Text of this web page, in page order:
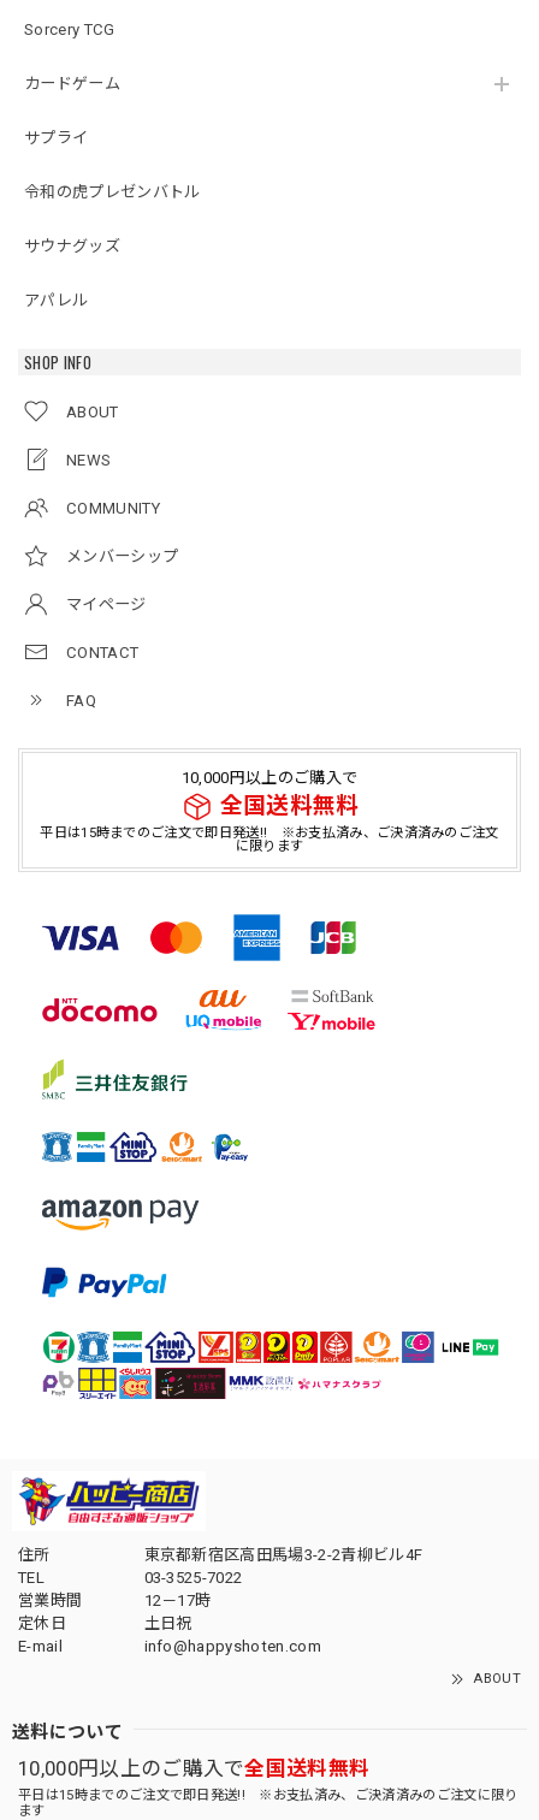
Sorcery TCG
カードゲーム
サプライ
令和の虎プレゼンバトル
サウナグッズ
アパレル
SHOP INFO
ABOUT
NEWS
COMMUNITY
メンバーシップ
マイページ
CONTACT
FAQ
10,000円以上のご購入で
全国送料無料
平日は15時までのご注文で即日発送!! ※お支払済み、ご決済済みのご注文
に限ります
住所
東京都新宿区高田馬場3-2-2青柳ビル4F
TEL
03-3525-7022
営業時間
12－17時
定休日
土日祝
E-mail
info@happyshoten.com
ABOUT
送料について
10,000円以上のご購入で全国送料無料
平日は15時までのご注文で即日発送!! ※お支払済み、ご決済済みのご注文に限り
ます